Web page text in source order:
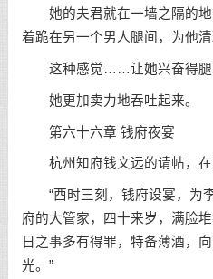
她的夫君就在一墙之隔的地
着跪在另一个男人腿间，为他清
这种感觉……让她兴奋得腿
她更加卖力地吞吐起来。
第六十六章 钱府夜宴
杭州知府钱文远的请帖，在
“酉时三刻，钱府设宴，为李
府的大管家，四十来岁，满脸
日之事多有得罪，特备薄酒，
光。”